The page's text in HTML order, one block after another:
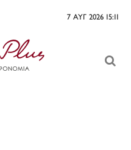
7 ΑΥΓ 2026 15:11